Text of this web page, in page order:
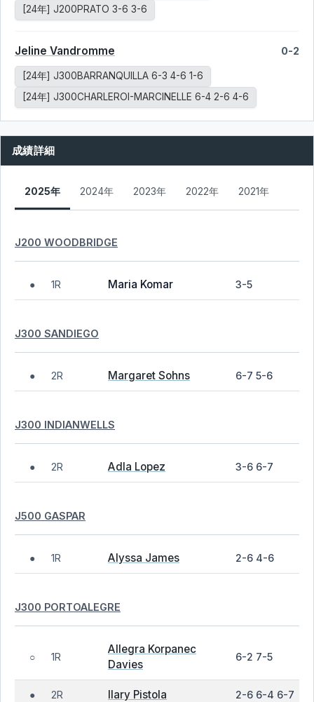
[24年] J200PRATO 3-6 3-6
Jeline Vandromme 0-2
[24年] J300BARRANQUILLA 6-3 4-6 1-6
[24年] J300CHARLEROI-MARCINELLE 6-4 2-6 4-6
成績詳細
2025年 2024年 2023年 2022年 2021年
J200 WOODBRIDGE
● 1R Maria Komar 3-5
J300 SANDIEGO
● 2R Margaret Sohns 6-7 5-6
J300 INDIANWELLS
● 2R Adla Lopez 3-6 6-7
J500 GASPAR
● 1R Alyssa James 2-6 4-6
J300 PORTOALEGRE
○ 1R
Allegra Korpanec
Davies
6-2 7-5
● 2R Ilary Pistola 2-6 6-4 6-7